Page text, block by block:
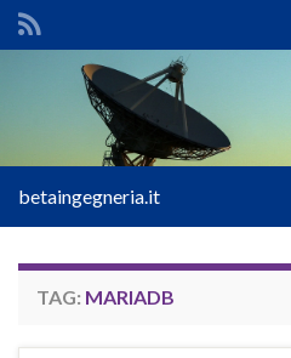
Search for:
betaingegneria.it
TAG: MARIADB